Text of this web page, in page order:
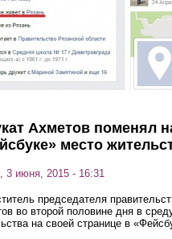
Ахметов поменял
место
3 июня, 2015 - 16:31
председателя
во второй половине дня в
на своей странице в